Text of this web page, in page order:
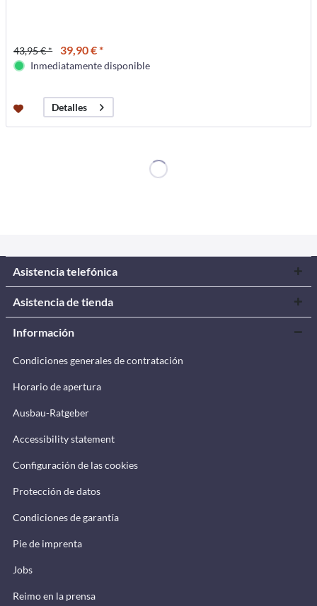
43,95 € * 39,90 € *
Inmediatamente disponible
Detalles
Asistencia telefónica
Asistencia de tienda
Información
Condiciones generales de contratación
Horario de apertura
Ausbau-Ratgeber
Accessibility statement
Configuración de las cookies
Protección de datos
Condiciones de garantía
Pie de imprenta
Jobs
Reimo en la prensa